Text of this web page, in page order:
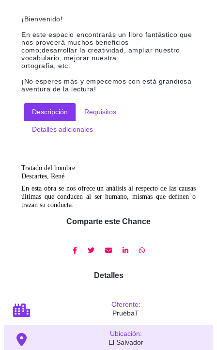
¡Bienvenido!
En este espacio encontrarás un libro fantástico que
nos proveerá muchos beneficios
como;desarrollar la creatividad, ampliar nuestro
vocabulario, mejorar nuestra
ortografía, etc.
¡No esperes más y empecemos con está grandiosa
aventura de la lectura!
Descripción Requisitos
Detalles adicionales
Tratado del hombre
Descartes, René
En esta obra se nos ofrece un análisis al respecto de las causas
últimas que conducen al ser humano, mismas que definen o
trazan su conducta.
Comparte este Chance
Detalles
Oferente:
PruébaT
Ubicación:
El Salvador